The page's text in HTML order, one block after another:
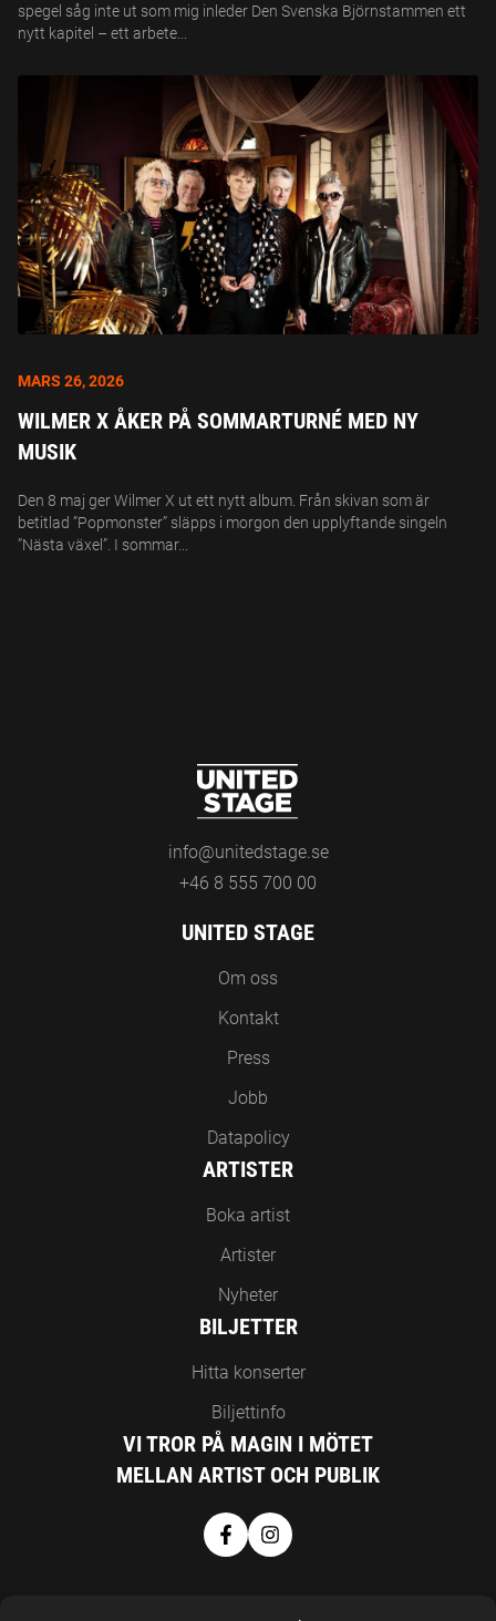
spegel såg inte ut som mig inleder Den Svenska Björnstammen ett
nytt kapitel – ett arbete...
MARS 26, 2026
WILMER X ÅKER PÅ SOMMARTURNÉ MED NY
MUSIK
Den 8 maj ger Wilmer X ut ett nytt album. Från skivan som är
betitlad ”Popmonster” släpps i morgon den upplyftande singeln
”Nästa växel”. I sommar...
info@unitedstage.se
+46 8 555 700 00
UNITED STAGE
Om oss
Kontakt
Press
Jobb
Datapolicy
ARTISTER
Boka artist
Artister
Nyheter
BILJETTER
Hitta konserter
Biljettinfo
VI TROR PÅ MAGIN I MÖTET
MELLAN ARTIST OCH PUBLIK